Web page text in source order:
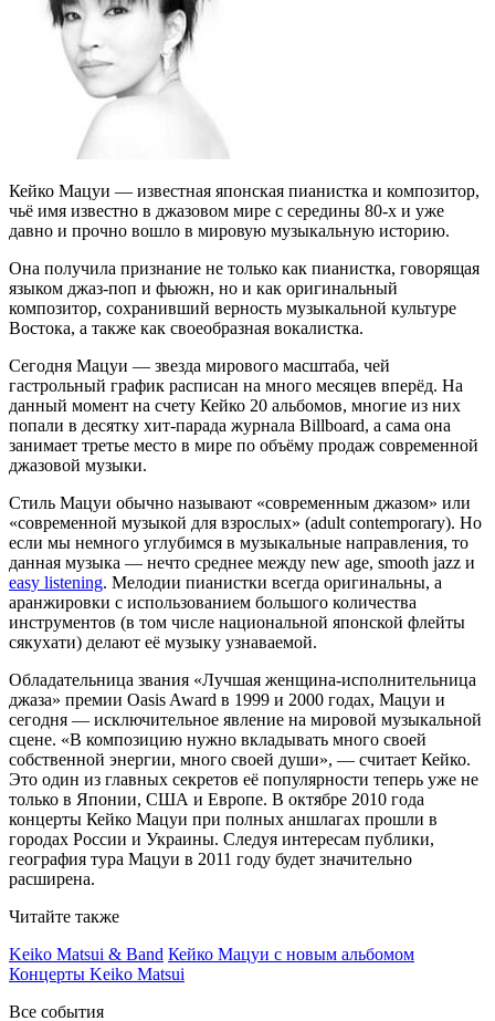
Кейко Мацуи — известная японская пианистка и композитор,
чьё имя известно в джазовом мире с середины 80-х и уже
давно и прочно вошло в мировую музыкальную историю.
Она получила признание не только как пианистка, говорящая
языком джаз-поп и фьюжн, но и как оригинальный
композитор, сохранивший верность музыкальной культуре
Востока, а также как своеобразная вокалистка.
Сегодня Мацуи — звезда мирового масштаба, чей
гастрольный график расписан на много месяцев вперёд. На
данный момент на счету Кейко 20 альбомов, многие из них
попали в десятку хит-парада журнала Billboard, а сама она
занимает третье место в мире по объёму продаж современной
джазовой музыки.
Стиль Мацуи обычно называют «современным джазом» или
«современной музыкой для взрослых» (adult contemporary). Но
если мы немного углубимся в музыкальные направления, то
данная музыка — нечто среднее между new age, smooth jazz и
easy listening. Мелодии пианистки всегда оригинальны, а
аранжировки с использованием большого количества
инструментов (в том числе национальной японской флейты
сякухати) делают её музыку узнаваемой.
Обладательница звания «Лучшая женщина-исполнительница
джаза» премии Oasis Award в 1999 и 2000 годах, Мацуи и
сегодня — исключительное явление на мировой музыкальной
сцене. «В композицию нужно вкладывать много своей
собственной энергии, много своей души», — считает Кейко.
Это один из главных секретов её популярности теперь уже не
только в Японии, США и Европе. В октябре 2010 года
концерты Кейко Мацуи при полных аншлагах прошли в
городах России и Украины. Следуя интересам публики,
география тура Мацуи в 2011 году будет значительно
расширена.
Читайте также
Keiko Matsui & Band Кейко Мацуи с новым альбомом
Концерты Keiko Matsui
Все события